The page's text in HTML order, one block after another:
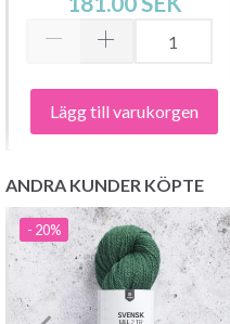
Lägg till varukorgen
ANDRA KUNDER KÖPTE
- 20%